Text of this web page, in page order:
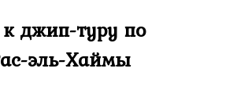
джип-туру по
эль-Хаймы